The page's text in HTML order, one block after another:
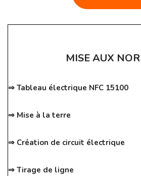
MISE AUX
⇒ Tableau électrique NFC 15100
⇒ Mise à la terre
⇒ Création de circuit électrique
⇒ Tirage de ligne